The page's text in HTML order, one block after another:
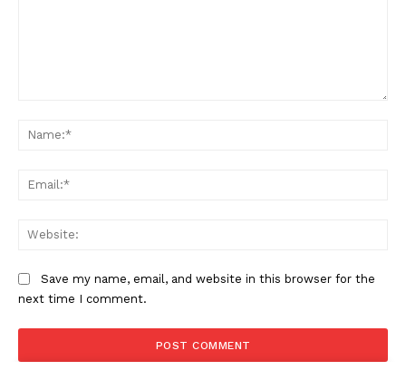
Save my name, email, and website in this browser for the
next time I comment.